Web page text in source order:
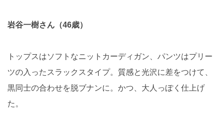
岩谷一樹さん（46歳）
トップスはソフトなニットカーディガン、パンツはプリー
ツの入ったスラックスタイプ。質感と光沢に差をつけて、
黒同士の合わせを脱ブナンに。かつ、大人っぽく仕上げ
た。